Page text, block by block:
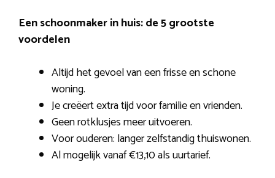
Een schoonmaker in huis: de 5 grootste
voordelen
Altijd het gevoel van een frisse en schone
woning.
Je creëert extra tijd voor familie en vrienden.
Geen rotklusjes meer uitvoeren.
Voor ouderen: langer zelfstandig thuiswonen.
Al mogelijk vanaf €13,10 als uurtarief.